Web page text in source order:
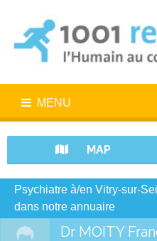
MENU
MAP
Psychiatre à/en Vitry-sur-
dans notre annuaire
Dr MOITY